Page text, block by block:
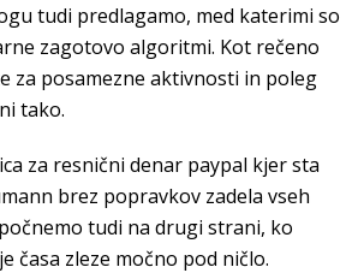
tudi predlagamo, med katerimi so
zagotovo algoritmi. Kot rečeno
za posamezne aktivnosti in poleg
tako.
za resnični denar paypal kjer sta
brez popravkov zadela vseh
tudi na drugi strani, ko
časa zleze močno pod ničlo.